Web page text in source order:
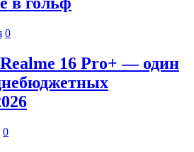
0
16 Pro+ — один
0